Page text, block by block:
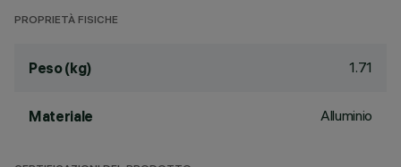
PROPRIETÀ FISICHE
Peso (kg) 1.71
Materiale Alluminio